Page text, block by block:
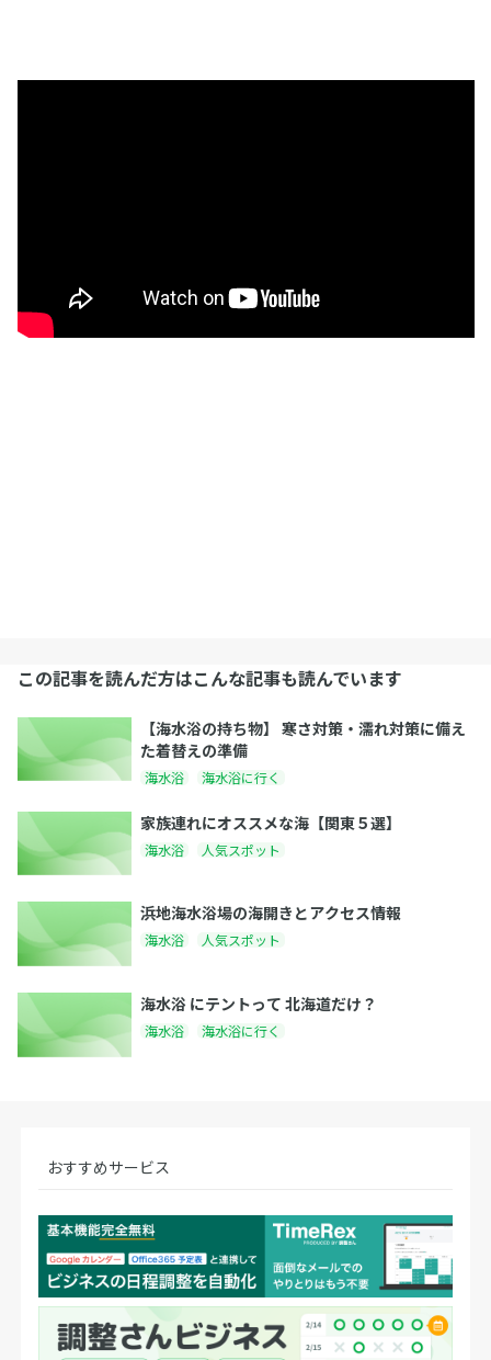
この記事を読んだ方はこんな記事も読んでいます
【海水浴の持ち物】 寒さ対策・濡れ対策に備え
た着替えの準備
海水浴 海水浴に行く
家族連れにオススメな海【関東５選】
海水浴 人気スポット
浜地海水浴場の海開きとアクセス情報
海水浴 人気スポット
海水浴 にテントって 北海道だけ？
海水浴 海水浴に行く
おすすめサービス